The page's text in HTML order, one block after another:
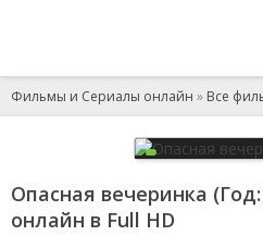
Фильмы и Сериалы онлайн » Все
Опасная вечеринка
онлайн в Full HD